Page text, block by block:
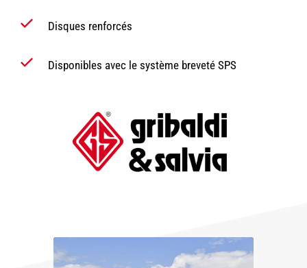
Disques renforcés
Disponibles avec le système breveté SPS